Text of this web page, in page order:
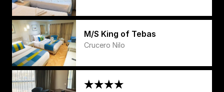
M/S King of Tebas
Crucero Nilo